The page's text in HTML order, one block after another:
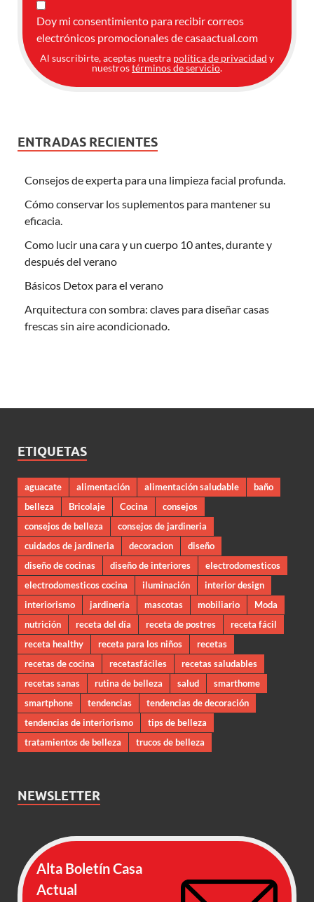
Doy mi consentimiento para recibir correos
electrónicos promocionales de casaactual.com
Al suscribirte, aceptas nuestra política de privacidad y
nuestrostérminos de servicio.
ENTRADAS RECIENTES
Consejos de experta para una limpieza facial profunda.
Cómo conservar los suplementos para mantener su
eficacia.
Como lucir una cara y un cuerpo 10 antes, durante y
después del verano
Básicos Detox para el verano
Arquitectura con sombra: claves para diseñar casas
frescas sin aire acondicionado.
ETIQUETAS
aguacate alimentación alimentación saludable
baño
belleza
Bricolaje Cocina
consejos
consejos de belleza
consejos de jardineria
cuidados de jardineria
decoracion
diseño
diseño de cocinas
diseño de interiores
electrodomesticos
electrodomesticos cocina
iluminación
interior design
interiorismo
jardineria mascotas mobiliario
Moda
nutrición
receta del día receta de postres
receta fácil
receta healthy
receta para los niños
recetas
recetas de cocina
recetasfáciles
recetas saludables
recetas sanas
rutina de belleza salud
smarthome
smartphone
tendencias
tendencias de decoración
tendencias de interiorismo
tips de belleza
tratamientos de belleza
trucos de belleza
NEWSLETTER
Alta Boletín Casa
Actual